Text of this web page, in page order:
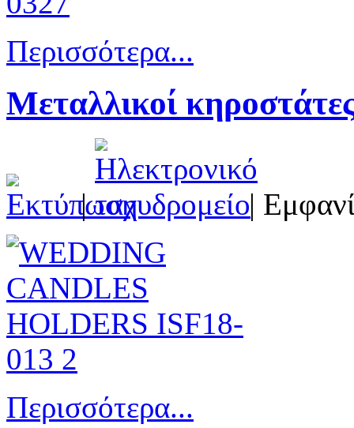
Περισσότερα...
Μεταλλικοί
| |
Περισσότερα...